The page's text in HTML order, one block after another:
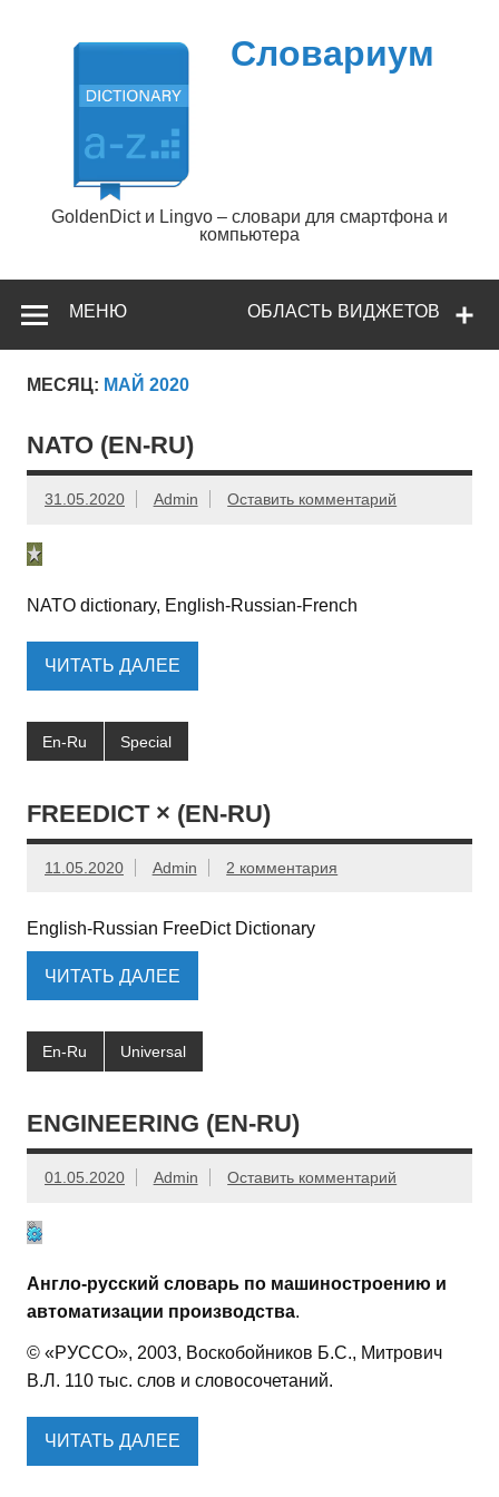
содержимому
Словариум
GoldenDict и Lingvo – словари для смартфона и
компьютера
ОБЛАСТЬ ВИДЖЕТОВ
МЕНЮ
МЕСЯЦ: МАЙ 2020
NATO (EN-RU)
31.05.2020 Admin Оставить комментарий
NATO dictionary, English-Russian-French
ЧИТАТЬ ДАЛЕЕ
En-Ru Special
FREEDICT × (EN-RU)
11.05.2020 Admin 2 комментария
English-Russian FreeDict Dictionary
ЧИТАТЬ ДАЛЕЕ
En-Ru Universal
ENGINEERING (EN-RU)
01.05.2020 Admin Оставить комментарий
Англо-русский словарь по машиностроению и
автоматизации производства.
© «РУССО», 2003, Воскобойников Б.С., Митрович
В.Л. 110 тыс. слов и словосочетаний.
ЧИТАТЬ ДАЛЕЕ